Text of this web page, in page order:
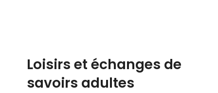
Loisirs et échanges de
savoirs adultes